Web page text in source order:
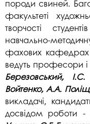
породи свиней.
факультеті
творчості
навчально-
фахових кафедрах
ведуть професори
Березовський,
Войтенко, А.А.
викладачі,
досвідом роботи -